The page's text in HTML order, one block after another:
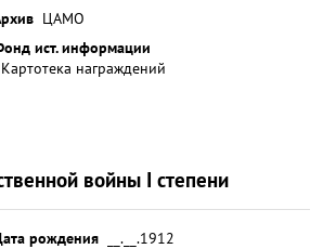
ЦАМО
ист. информации
Картотека награждений
войны I степени
рождения
__.__.1912